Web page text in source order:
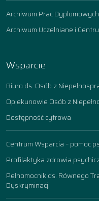
Archiwum Prac
Archiwum Uczelniane i
Wsparcie
Biuro ds. Osób z
Opiekunowie Osób z
Dostępność cyfrowa
Centrum Wsparcia – pomoc
Profilaktyka zdrowia
Pełnomocnik ds. Równego
Dyskryminacji